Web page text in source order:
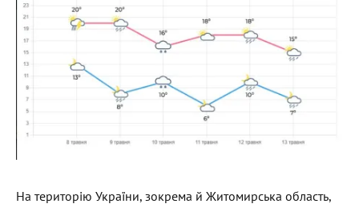
На територію України, зокрема й Житомирська область,